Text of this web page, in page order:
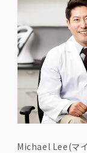
Michael Lee(マ